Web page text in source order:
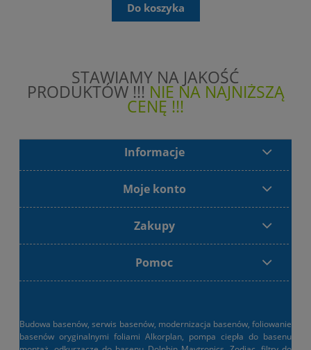
Do koszyka
STAWIAMY NA JAKOŚĆ
PRODUKTÓW !!! NIE NA NAJNIŻSZĄ
CENĘ !!!
Informacje
Moje konto
Zakupy
Pomoc
Budowa basenów, serwis basenów, modernizacja basenów, foliowanie
basenów oryginalnymi foliami Alkorplan, pompa ciepła do basenu